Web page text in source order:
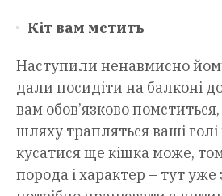
Кіт вам мстить
Наступили ненавмисно
дали посидіти на балконі
вам обов’язково
шляху трапляться ваші голі
кусатися ще кішка може,
порода і характер – тут